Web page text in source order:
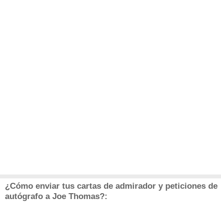
¿Cómo enviar tus cartas de admirador y peticiones de
autógrafo a Joe Thomas?: